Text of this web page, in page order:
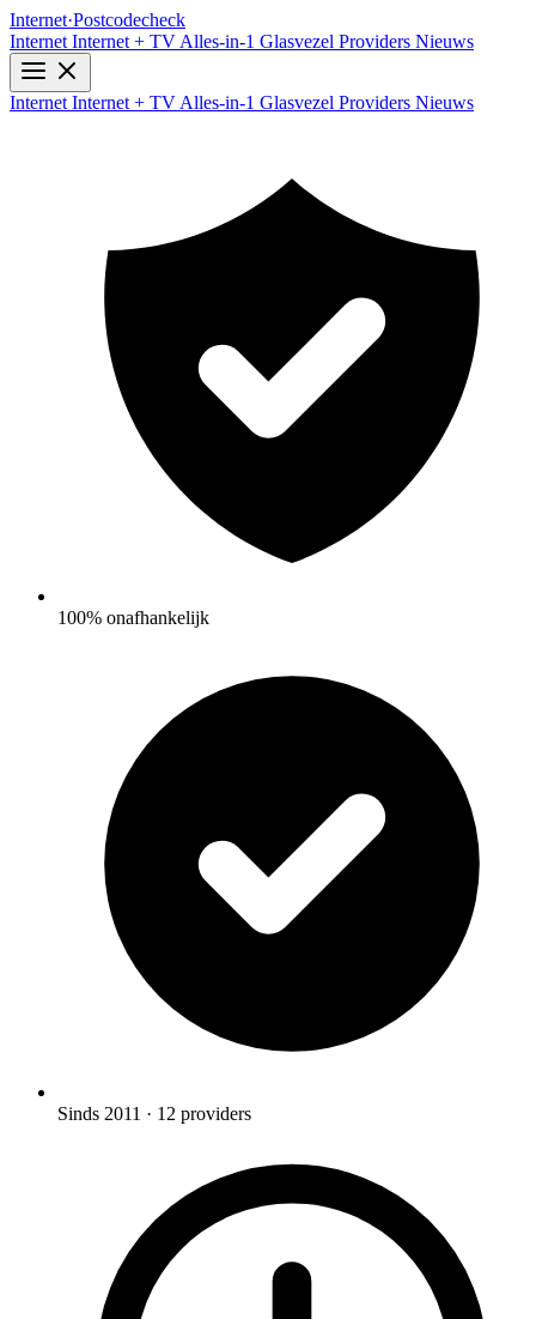
Internet·Postcodecheck
Internet Internet + TV Alles-in-1 Glasvezel Providers Nieuws
Internet Internet + TV Alles-in-1 Glasvezel Providers Nieuws
100% onafhankelijk
Sinds 2011 · 12 providers